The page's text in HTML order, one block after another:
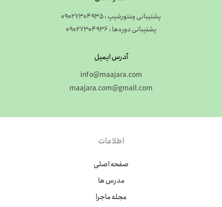
پشتیبانی مِنتورشیپ : 09027304935
پشتیبانی دوره‌ها : 09027304936
آدرس ایمیل
info@maajara.com
maajara.com@gmail.com
اطلاعات
صفحه اصلی
مدرس ها
مجله ماجرا